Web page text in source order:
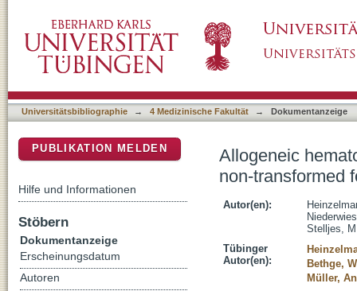
lymphomas
Universitätsbibliographie → 4 Medizinische Fakultät → Dokumentanzeige
Allogeneic
non-transformed
Autor(en):
Stelljes,
Tübinger
Autor(en):
Bethge,
Müller,
PUBLIKATION MELDEN
Hilfe und Informationen
Stöbern
Dokumentanzeige
Erscheinungsdatum
Autoren